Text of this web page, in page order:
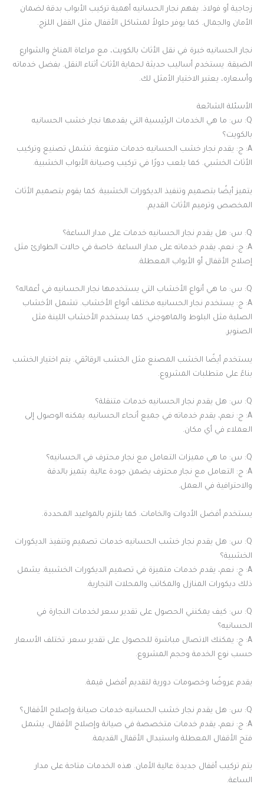
زجاجية أو فولاذ. يفهم نجار الحسانيه أهمية تركيب الأبواب بدقة لضمان
الأمان والجمال. كما يوفر حلولاً لمشاكل الأقفال مثل القفل اللزج.
نجار الحسانيه خبرة في نقل الأثاث بالكويت، مع مراعاة المناخ والشوارع
الضيقة. يستخدم أساليب حديثة لحماية الأثاث أثناء النقل. بفضل خدماته
وأسعاره، يعتبر الاختيار الأمثل لك.
الأسئلة الشائعة
Q: س: ما هي الخدمات الرئيسية التي يقدمها نجار خشب الحسانيه
بالكويت؟
A: ج: يقدم نجار خشب الحسانيه خدمات متنوعة. تشمل تصنيع وتركيب
الأثاث الخشبي. كما يلعب دورًا في تركيب وصيانة الأبواب الخشبية.
يتميز أيضًا بتصميم وتنفيذ الديكورات الخشبية. كما يقوم بتصميم الأثاث
المخصص وترميم الأثاث القديم.
Q: س: هل يقدم نجار الحسانيه خدمات على مدار الساعة؟
A: ج: نعم، يقدم خدماته على مدار الساعة. خاصة في حالات الطوارئ مثل
إصلاح الأقفال أو الأبواب المعطلة.
Q: س: ما هي أنواع الأخشاب التي يستخدمها نجار الحسانيه في أعماله؟
A: ج: يستخدم نجار الحسانيه مختلف أنواع الأخشاب. تشمل الأخشاب
الصلبة مثل البلوط والماهوجني. كما يستخدم الأخشاب اللينة مثل
الصنوبر.
يستخدم أيضًا الخشب المصنع مثل الخشب الرقائقي. يتم اختيار الخشب
بناءً على متطلبات المشروع.
Q: س: هل يقدم نجار الحسانيه خدمات متنقلة؟
A: ج: نعم، يقدم خدماته في جميع أنحاء الحسانيه. يمكنه الوصول إلى
العملاء في أي مكان.
Q: س: ما هي مميزات التعامل مع نجار محترف في الحسانيه؟
A: ج: التعامل مع نجار محترف يضمن جودة عالية. يتميز بالدقة
والاحترافية في العمل.
يستخدم أفضل الأدوات والخامات. كما يلتزم بالمواعيد المحددة.
Q: س: هل يقدم نجار خشب الحسانيه خدمات تصميم وتنفيذ الديكورات
الخشبية؟
A: ج: نعم، يقدم خدمات متميزة في تصميم الديكورات الخشبية. يشمل
ذلك ديكورات المنازل والمكاتب والمحلات التجارية.
Q: س: كيف يمكنني الحصول على تقدير سعر لخدمات النجارة في
الحسانيه؟
A: ج: يمكنك الاتصال مباشرة للحصول على تقدير سعر. تختلف الأسعار
حسب نوع الخدمة وحجم المشروع.
يقدم عروضًا وخصومات دورية لتقديم أفضل قيمة.
Q: س: هل يقدم نجار خشب الحسانيه خدمات صيانة وإصلاح الأقفال؟
A: ج: نعم، يقدم خدمات متخصصة في صيانة وإصلاح الأقفال. يشمل
فتح الأقفال المعطلة واستبدال الأقفال القديمة.
يتم تركيب أقفال جديدة عالية الأمان. هذه الخدمات متاحة على مدار
الساعة.